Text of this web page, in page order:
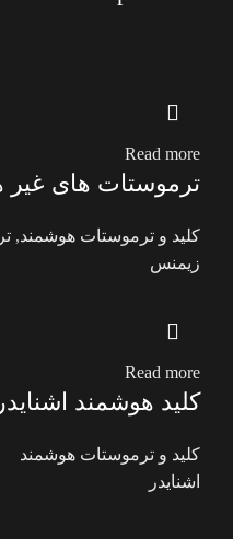
Read more
ترموستات های
کلید و ترموستات هوشمند,
زیمنس
Read more
کلید هوشمند
کلید و ترموستات هوشمند
اشنایدر